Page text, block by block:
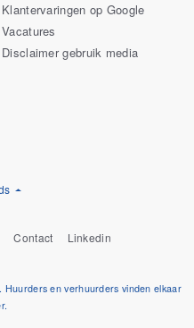
Klantervaringen op Google
Vacatures
Disclaimer gebruik media
Contact Linkedin
en verhuurders vinden elkaar